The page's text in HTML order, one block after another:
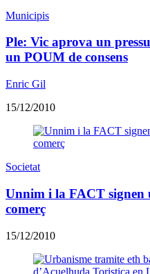
Municipis
Ple: Vic aprova un
un POUM de consens
Enric Gil
15/12/2010
Societat
Unnim i la FACT signen
comerç
15/12/2010